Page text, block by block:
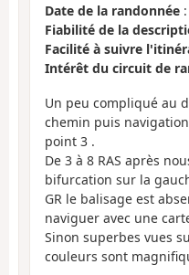
Date de la randonnée
Fiabilité de la
Facilité à suivre
Intérêt du circuit de
Un peu compliqué au
chemin puis
point 3 .
De 3 à 8 RAS après
bifurcation sur la
GR le balisage est
naviguer avec une
Sinon superbes vues
couleurs sont